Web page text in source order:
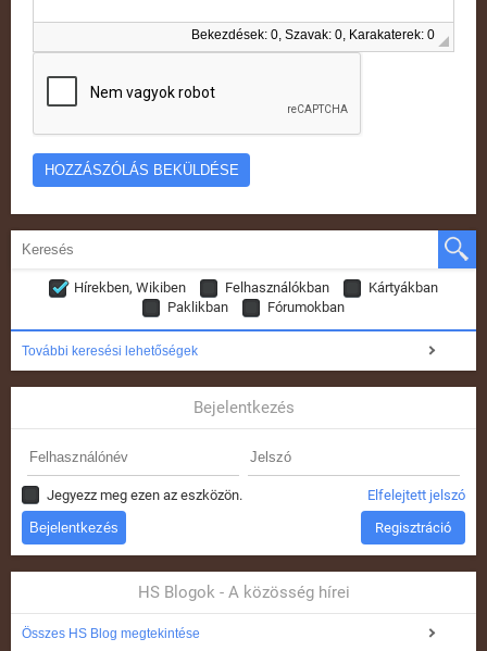
Bekezdések: 0, Szavak: 0, Karakaterek: 0
Hírekben, Wikiben Felhasználókban
Kártyákban
Paklikban
Fórumokban
További keresési lehetőségek
Bejelentkezés
Jegyezz meg ezen az eszközön. Elfelejtett jelszó
Regisztráció
HS Blogok - A közösség hírei
Összes HS Blog megtekintése